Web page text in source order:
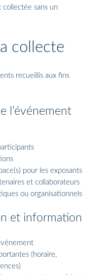
collectée sans un
collecte
recueillis aux fins
l’événement
pour les exposants
et collaborateurs
ou organisationnels
et information
(horaire,